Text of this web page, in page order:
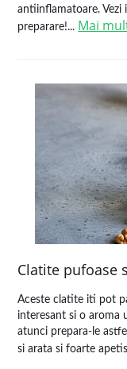
antiinflamatoare. Vezi
preparare!... Mai
Clatite pufoase
Aceste clatite iti pot
interesant si o aroma
atunci prepara-le
si arata si foarte